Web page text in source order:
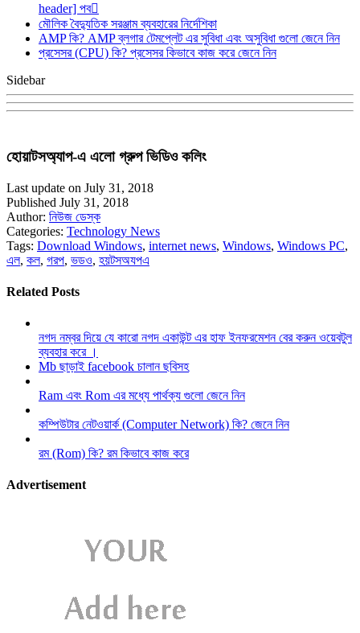
header] পব
মৌলিক বৈদ্যুতিক সরঞ্জাম ব্যবহারের নির্দেশিকা
AMP কি? AMP ব্লগার টেমপ্লেট এর সুবিধা এবং অসুবিধা গুলো জেনে নিন
প্রসেসর (CPU) কি? প্রসেসর কিভাবে কাজ করে জেনে নিন
Sidebar
হোয়াটসঅ্যাপ-এ এলো গ্রুপ ভিডিও কলিং
Last update on July 31, 2018
Published July 31, 2018
Author: নিউজ ডেস্ক
Categories: Technology News
Tags: Download Windows, internet news, Windows, Windows PC,
এল, কল, গরপ, ভডও, হয়টসঅযপএ
Related Posts
নগদ নম্বর দিয়ে যে কারো নগদ একাউন্ট এর হাফ ইনফরমেশন বের করুন ওয়েবটুল
ব্যবহার করে ।
Mb ছাড়াই facebook চালান ছবিসহ
Ram এবং Rom এর মধ্যে পার্থক্য গুলো জেনে নিন
কম্পিউটার নেটওয়ার্ক (Computer Network) কি? জেনে নিন
রম (Rom) কি? রম কিভাবে কাজ করে
Advertisement